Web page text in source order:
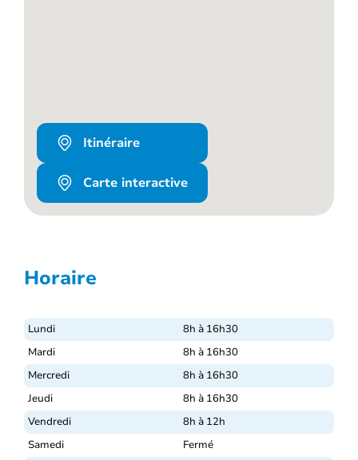
Itinéraire
Carte interactive
Horaire
Lundi
8h à 16h30
Mardi
8h à 16h30
Mercredi
8h à 16h30
Jeudi
8h à 16h30
Vendredi
8h à 12h
Samedi
Fermé